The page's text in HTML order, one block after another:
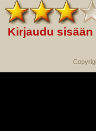
Kirjaudu sisään